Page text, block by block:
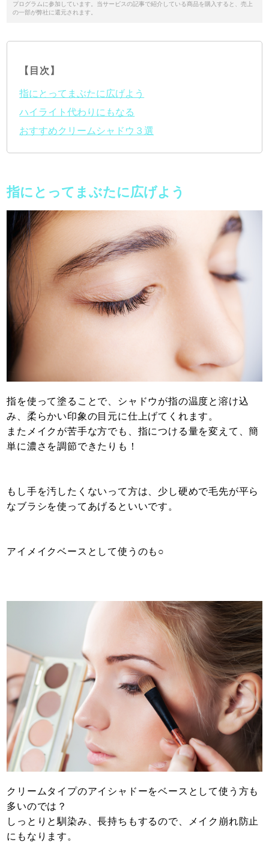
プログラムに参加しています。当サービスの記事で紹介している商品を購入すると、売上
の一部が弊社に還元されます。
【目次】
指にとってまぶたに広げよう
ハイライト代わりにもなる
おすすめクリームシャドウ３選
指にとってまぶたに広げよう
指を使って塗ることで、シャドウが指の温度と溶け込
み、柔らかい印象の目元に仕上げてくれます。
またメイクが苦手な方でも、指につける量を変えて、簡
単に濃さを調節できたりも！
もし手を汚したくないって方は、少し硬めで毛先が平ら
なブラシを使ってあげるといいです。
アイメイクベースとして使うのも○
クリームタイプのアイシャドーをベースとして使う方も
多いのでは？
しっとりと馴染み、長持ちもするので、メイク崩れ防止
にもなります。